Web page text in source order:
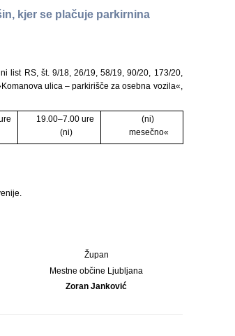
kjer se plačuje parkirnina
list RS, št. 9/18, 26/19, 58/19, 90/20, 173/20,
ulica – parkirišče za osebna vozila«,
19.00–7.00 ure
(ni)
(ni)
mesečno«
Župan
Mestne občine Ljubljana
Zoran Janković